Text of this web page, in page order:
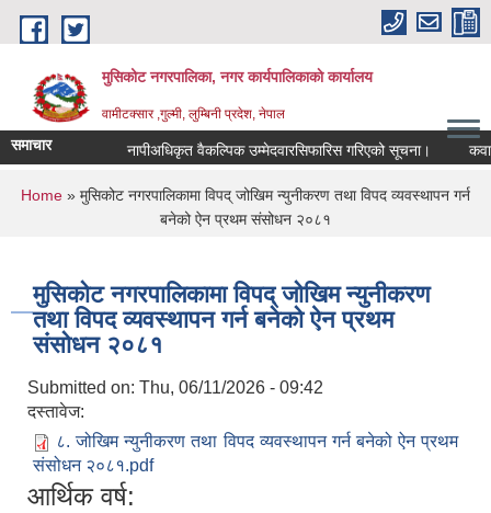
Skip to main content
मुसिकोट नगरपालिका, नगर कार्यपालिकाकाे कार्यालय
वामीटक्सार ,गुल्मी, लुम्बिनी प्रदेश, नेपाल
समाचार नापीअधिकृत वैकल्पिक उम्मेदवारसिफारिस गरिएको सूचना।
You are here
Home » मुसिकोट नगरपालिकामा विपद् जोखिम न्युनीकरण तथा विपद व्यवस्थापन गर्न
बनेको ऐन प्रथम संसोधन २०८१
मुसिकोट नगरपालिकामा विपद् जोखिम न्युनीकरण
तथा विपद व्यवस्थापन गर्न बनेको ऐन प्रथम
संसोधन २०८१
Submitted on: Thu, 06/11/2026 - 09:42
दस्तावेज:
८. जोखिम न्युनीकरण तथा विपद व्यवस्थापन गर्न बनेको ऐन प्रथम
संसोधन २०८१.pdf
आर्थिक वर्ष: